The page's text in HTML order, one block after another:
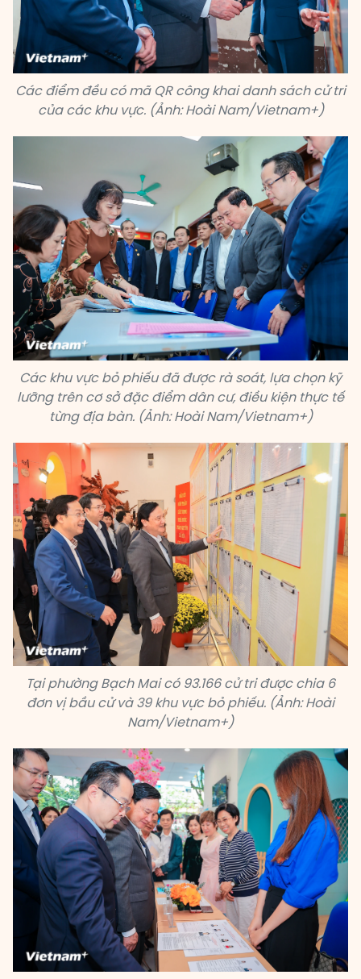
Các điểm đều có mã QR công khai danh sách cử tri
của các khu vực. (Ảnh: Hoài Nam/Vietnam+)
Các khu vực bỏ phiếu đã được rà soát, lựa chọn kỹ
lưỡng trên cơ sở đặc điểm dân cư, điều kiện thực tế
từng địa bàn. (Ảnh: Hoài Nam/Vietnam+)
Tại phường Bạch Mai có 93.166 cử tri được chia 6
đơn vị bầu cử và 39 khu vực bỏ phiếu. (Ảnh: Hoài
Nam/Vietnam+)